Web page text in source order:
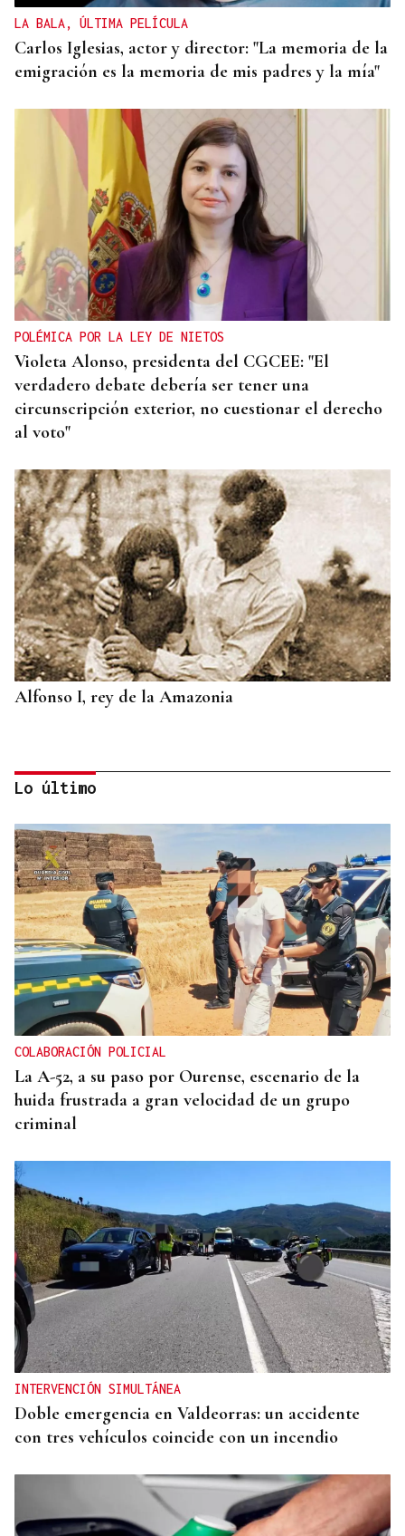
LA BALA, ÚLTIMA PELÍCULA
Carlos Iglesias, actor y director: "La memoria de la
emigración es la memoria de mis padres y la mía"
POLÉMICA POR LA LEY DE NIETOS
Violeta Alonso, presidenta del CGCEE: "El
verdadero debate debería ser tener una
circunscripción exterior, no cuestionar el derecho
al voto"
Alfonso I, rey de la Amazonia
BIOGRAFÍAS
Jesusa Prado López, la fuerza ourensana que
iluminó La Habana
Lo último
COLABORACIÓN POLICIAL
La A-52, a su paso por Ourense, escenario de la
huida frustrada a gran velocidad de un grupo
criminal
INTERVENCIÓN SIMULTÁNEA
Doble emergencia en Valdeorras: un accidente
con tres vehículos coincide con un incendio